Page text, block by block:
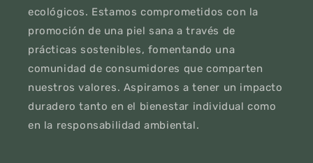
ecológicos. Estamos comprometidos con la
promoción de una piel sana a través de
prácticas sostenibles, fomentando una
comunidad de consumidores que comparten
nuestros valores. Aspiramos a tener un impacto
duradero tanto en el bienestar individual como
en la responsabilidad ambiental.